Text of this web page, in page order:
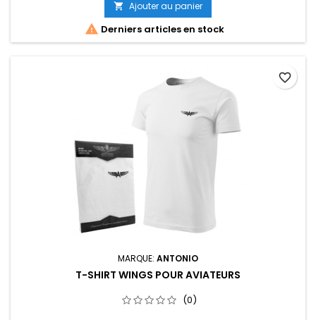
 Ajouter au panier
 Derniers articles en stock
MARQUE: ANTONIO
T-SHIRT WINGS POUR AVIATEURS
(0)
favorite_border